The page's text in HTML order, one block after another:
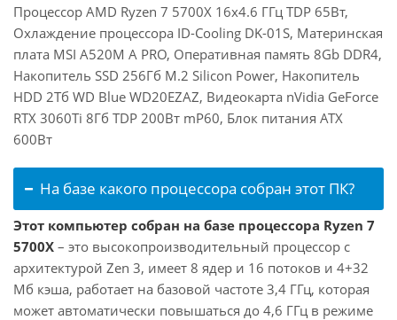
Процессор AMD Ryzen 7 5700X 16x4.6 ГГц TDP 65Вт,
Охлаждение процессора ID-Cooling DK-01S, Материнская
плата MSI A520M A PRO, Оперативная память 8Gb DDR4,
Накопитель SSD 256Гб M.2 Silicon Power, Накопитель
HDD 2Тб WD Blue WD20EZAZ, Видеокарта nVidia GeForce
RTX 3060Ti 8Гб TDP 200Вт mP60, Блок питания ATX
600Вт
На базе какого процессора собран этот ПК?
Этот компьютер собран на базе процессора Ryzen 7
5700X – это высокопроизводительный процессор с
архитектурой Zen 3, имеет 8 ядер и 16 потоков и 4+32
Мб кэша, работает на базовой частоте 3,4 ГГц, которая
может автоматически повышаться до 4,6 ГГц в режиме